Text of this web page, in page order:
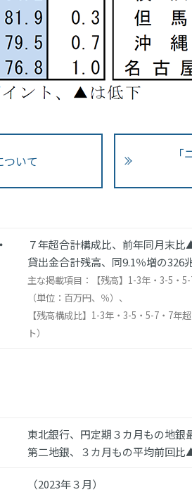
いて
７年超合計構成比、前年同月末比
貸出金合計残高、同9.1％増の326
主な掲載項目：【残高】1-3年・3-5・
（単位：百万円、％）、
【残高構成比】1-3年・3-5・5-7・7年
ト）
東北銀行、円定期３カ月もの地銀
第二地銀、３カ月もの平均前回比
（2023年３月）